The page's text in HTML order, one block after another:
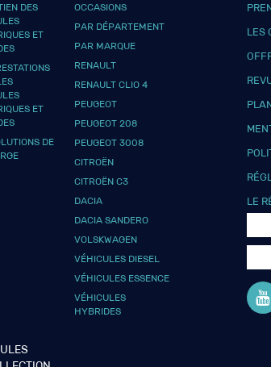
DES
ET
ET
DE
OCCASIONS
PAR DÉPARTEMENT
PAR MARQUE
RENAULT
RENAULT CLIO 4
PEUGEOT
PEUGEOT 208
PEUGEOT 3008
CITROËN
CITROËN C3
DACIA
DACIA SANDERO
VOLSKWAGEN
VÉHICULES DIESEL
VÉHICULES ESSENCE
VÉHICULES
HYBRIDES
LES
LE